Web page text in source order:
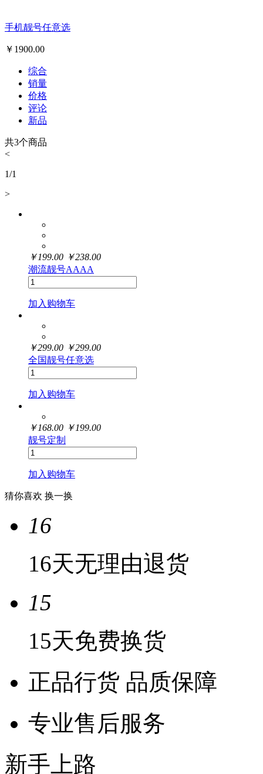
手机靓号任意选
￥ 1900.00
综合
销量
价格
评论
新品
共3个商品
<
1/1
>
￥199.00 ￥238.00
潮流靓号AAAA
加入购物车
￥299.00 ￥299.00
全国靓号任意选
加入购物车
￥168.00 ￥199.00
靓号定制
加入购物车
猜你喜欢 换一换
16
16天无理由退货
15
15天免费换货
正品行货 品质保障
专业售后服务
新手上路